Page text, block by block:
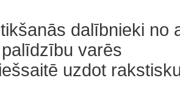
dalībnieki no
varēs
uzdot